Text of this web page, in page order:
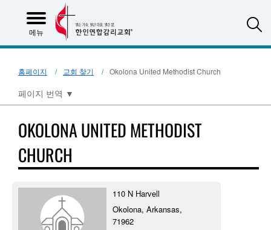
메뉴
홈페이지 교회 찾기 Okolona United Methodist Church
페이지 번역 ▼
OKOLONA UNITED METHODIST
CHURCH
110 N Harvell
Okolona, Arkansas,
71962